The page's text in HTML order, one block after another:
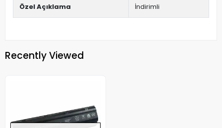
Özel Açıklama İndirimli
Recently Viewed